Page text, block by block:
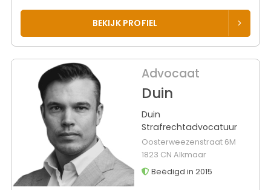
BEKIJK PROFIEL
Advocaat
Duin
Duin
Strafrechtadvocatuur
Oosterweezenstraat 6M
1823 CN Alkmaar
Beëdigd in 2015